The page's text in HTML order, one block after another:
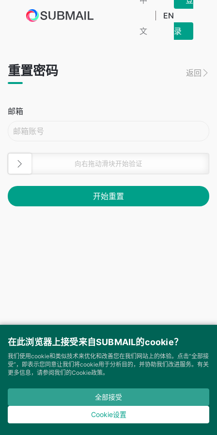
文
EN
录
在此浏览器上接受来自SUBMAIL的cookie？
我们使用cookie和类似技术来优化和改善您在我们网站上的体验。点击“全部接
受”，即表示您同意让我们将cookie用于分析目的，并协助我们改进服务。有关
更多信息，请参阅我们的Cookie政策。
全部接受
Cookie设置
重置密码 返回
邮箱
向右拖动滑块开始验证
开始重置
|隐私与安全|开发者公约|使用协议